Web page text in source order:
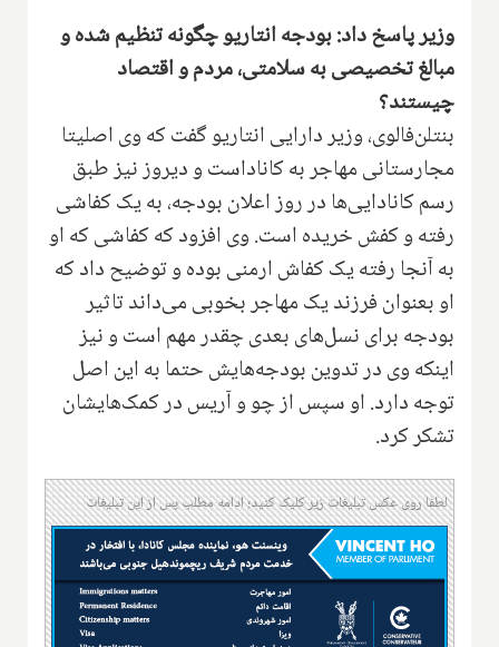
وزیر پاسخ داد: بودجه انتاریو چگونه تنظیم شده و
مبالغ تخصیصی به سلامتی، مردم و اقتصاد
چیستند؟
بنتلن‌فالوی، وزیر دارایی انتاریو گفت که وی اصلیتا
مجارستانی مهاجر به کاناداست و دیروز نیز طبق
رسم کانادایی‌ها در روز اعلان بودجه، به یک کفاشی
رفته و کفش خریده است. وی افزود که کفاشی که او
به آنجا رفته یک کفاش ارمنی بوده و توضیح داد که
او بعنوان فرزند یک مهاجر بخوبی می‌داند تاثیر
بودجه برای نسل‌های بعدی چقدر مهم است و نیز
اینکه وی در تدوین بودجه‌هایش حتما به این اصل
توجه دارد. او سپس از چو و آریس در کمک‌هایشان
تشکر کرد.
لطفا روی عکس تبلیغات زیر کلیک کنید؛ ادامه مطلب پس از این تبلیغات